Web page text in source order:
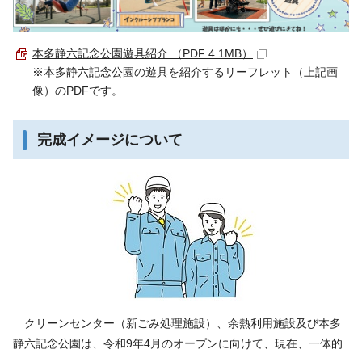
本多静六記念公園遊具紹介 （PDF 4.1MB）
※本多静六記念公園の遊具を紹介するリーフレット（上記画
像）のPDFです。
完成イメージについて
クリーンセンター（新ごみ処理施設）、余熱利用施設及び本多
静六記念公園は、令和9年4月のオープンに向けて、現在、一体的